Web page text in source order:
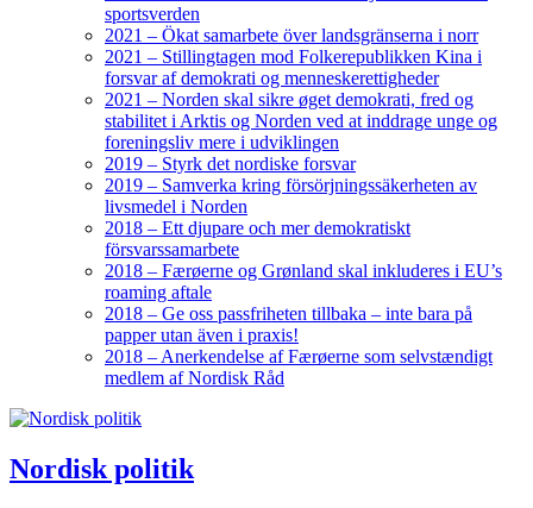
sportsverden
2021 – Ökat samarbete över landsgränserna i norr
2021 – Stillingtagen mod Folkerepublikken Kina i
forsvar af demokrati og menneskerettigheder
2021 – Norden skal sikre øget demokrati, fred og
stabilitet i Arktis og Norden ved at inddrage unge og
foreningsliv mere i udviklingen
2019 – Styrk det nordiske forsvar
2019 – Samverka kring försörjningssäkerheten av
livsmedel i Norden
2018 – Ett djupare och mer demokratiskt
försvarssamarbete
2018 – Færøerne og Grønland skal inkluderes i EU’s
roaming aftale
2018 – Ge oss passfriheten tillbaka – inte bara på
papper utan även i praxis!
2018 – Anerkendelse af Færøerne som selvstændigt
medlem af Nordisk Råd
Nordisk politik